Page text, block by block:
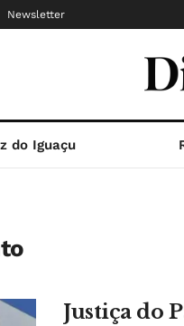
Newsletter
do Iguaçu
Justiça do